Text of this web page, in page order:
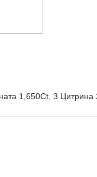
1,650Ct, 3